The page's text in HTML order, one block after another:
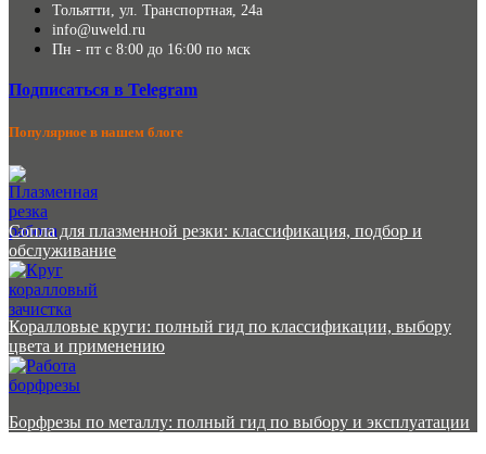
Тольятти, ул. Транспортная, 24а
info@uweld.ru
Пн - пт с 8:00 до 16:00 по мск
Подписаться в Telegram
Популярное в нашем блоге
Сопла для плазменной резки: классификация, подбор и
обслуживание
Коралловые круги: полный гид по классификации, выбору
цвета и применению
Борфрезы по металлу: полный гид по выбору и эксплуатации